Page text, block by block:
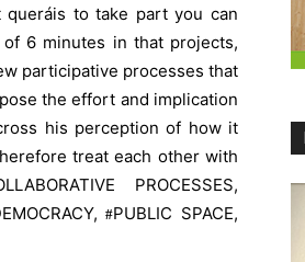
queráis to take part you can
6 minutes in that projects,
participative processes that
the effort and implication
his perception of how it
treat each other with
PROCESSES,
#PUBLIC SPACE,